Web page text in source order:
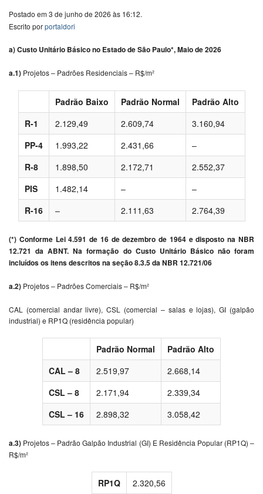
Postado em 3 de junho de 2026 às 16:12.
Escrito porportaldori
a) Custo Unitário Básico no Estado de São Paulo*, Maio de 2026
a.1) Projetos – Padrões Residenciais – R$/m²
Padrão Baixo Padrão Normal
Padrão Alto
R-1
2.129,49 2.609,74
3.160,94
PP-4
1.993,22 2.431,66
–
R-8
1.898,50 2.172,71
2.552,37
PIS
1.482,14 –
–
R-16
– 2.111,63 2.764,39
(*) Conforme Lei 4.591 de 16 de dezembro de 1964 e disposto na NBR
12.721 da ABNT. Na formação do Custo Unitário Básico não foram
incluídos os itens descritos na seção 8.3.5 da NBR 12.721/06
a.2) Projetos – Padrões Comerciais – R$/m²
CAL (comercial andar livre), CSL (comercial – salas e lojas), GI (galpão
industrial) e RP1Q (residência popular)
Padrão Normal
Padrão Alto
CAL – 8
2.519,97
2.668,14
CSL – 8
2.171,94
2.339,34
CSL – 16
2.898,32 3.058,42
a.3) Projetos – Padrão Galpão Industrial (GI) E Residência Popular (RP1Q) –
R$/m²
RP1Q
2.320,56